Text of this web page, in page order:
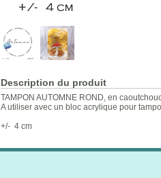
Description du produit
TAMPON AUTOMNE ROND, en
A utiliser avec un bloc acrylique pour
+/- 4 cm